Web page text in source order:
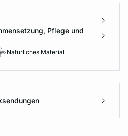
Pflege und
Natürliches Material